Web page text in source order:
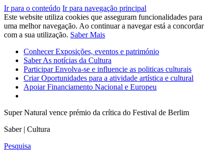
Ir para o conteúdo Ir para navegação principal
Este website utiliza cookies que asseguram funcionalidades para
uma melhor navegação. Ao continuar a navegar está a concordar
com a sua utilização. Saber Mais
ConhecerExposições, eventos e património
SaberAs notícias da Cultura
ParticiparEnvolva-se e influencie as politicas culturais
CriarOportunidades para a atividade artística e cultural
ApoiarFinanciamento Nacional e Europeu
Super Natural vence prémio da crítica do Festival de Berlim
Saber | Cultura
Pesquisa